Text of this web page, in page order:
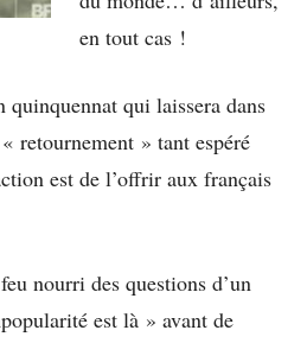
en tout cas !
qui laissera dans
retournement » tant espéré
est de l’offrir aux français
nourri des questions d’un
est là » avant de